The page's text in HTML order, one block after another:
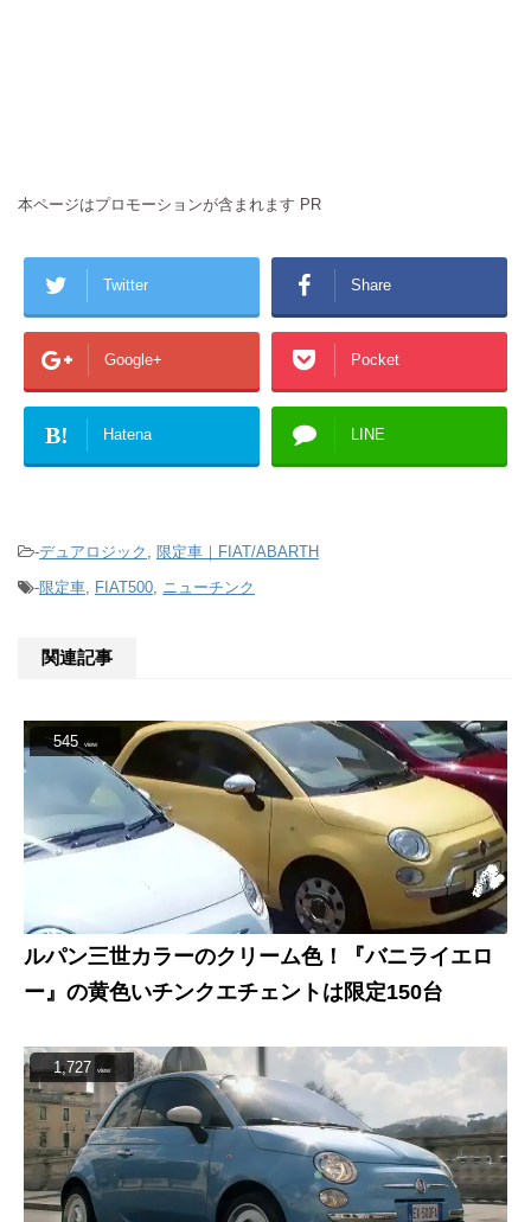
本ページはプロモーションが含まれます PR
Twitter Share
Google+ Pocket
B! Hatena LINE
-デュアロジック
限定車｜FIAT/ABARTH
-限定車 FIAT500 ニューチンク
関連記事
545 view
ルパン三世カラーのクリーム色！『バニライエロ
ー』の黄色いチンクエチェントは限定150台
1,727 view